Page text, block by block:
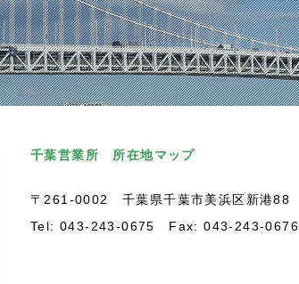
千葉営業所 所在地マップ
〒261-0002 千葉県千葉市美浜区新港88
Tel: 043-243-0675 Fax: 043-243-0676